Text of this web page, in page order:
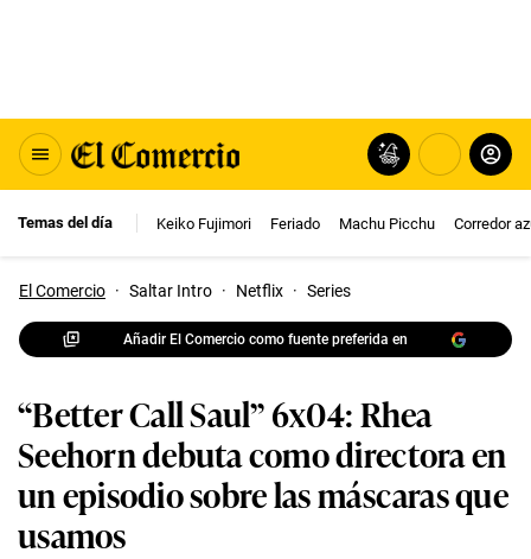
Temas del día Keiko Fujimori Feriado Machu Picchu Corredor
El Comercio · Saltar Intro · Netflix · Series
Añadir El Comercio como fuente preferida en
“Better Call Saul” 6x04: Rhea
Seehorn debuta como directora en
un episodio sobre las máscaras que
usamos